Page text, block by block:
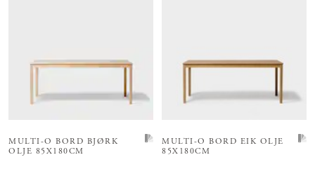
MULTI-O BORD BJØRK
OLJE 85X180CM
MULTI-O BORD EIK OLJE
85X180CM